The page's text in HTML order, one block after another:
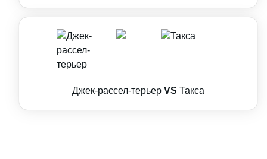
Джек-рассел-терьер VS Такса